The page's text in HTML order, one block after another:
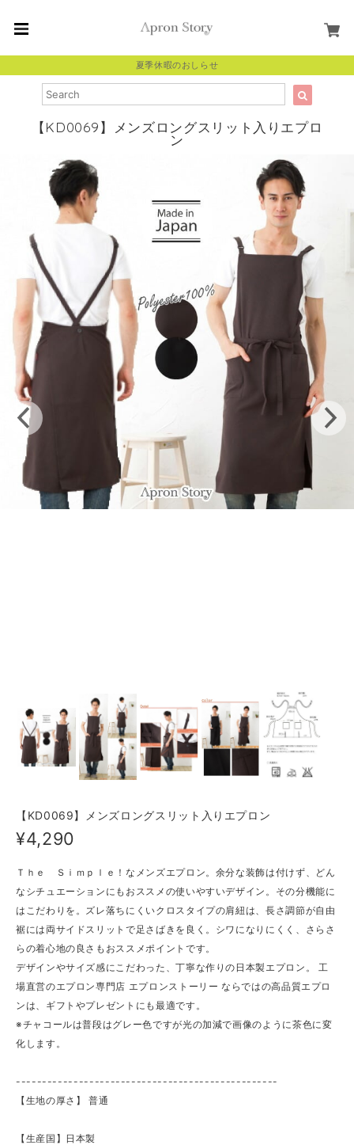
夏季休暇のおしらせ
【KD0069】メンズロングスリット入りエプロ
ン
【KD0069】メンズロングスリット入りエプロン
¥4,290
Ｔｈｅ Ｓｉｍｐｌｅ！なメンズエプロン。余分な装飾は付けず、どん
なシチュエーションにもおススメの使いやすいデザイン。その分機能に
はこだわりを。ズレ落ちにくいクロスタイプの肩紐は、長さ調節が自由
裾には両サイドスリットで足さばきを良く。シワになりにくく、さらさ
らの着心地の良さもおススメポイントです。
デザインやサイズ感にこだわった、丁寧な作りの日本製エプロン。 工
場直営のエプロン専門店 エプロンストーリー ならではの高品質エプロ
ンは、ギフトやプレゼントにも最適です。
※チャコールは普段はグレー色ですが光の加減で画像のように茶色に変
化します。
--------------------------------------------------
【生地の厚さ】 ​普通
【生産国】日本製